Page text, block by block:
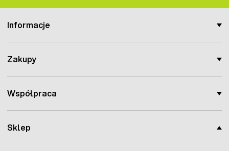
Sklep
Informacje
Zakupy
Współpraca